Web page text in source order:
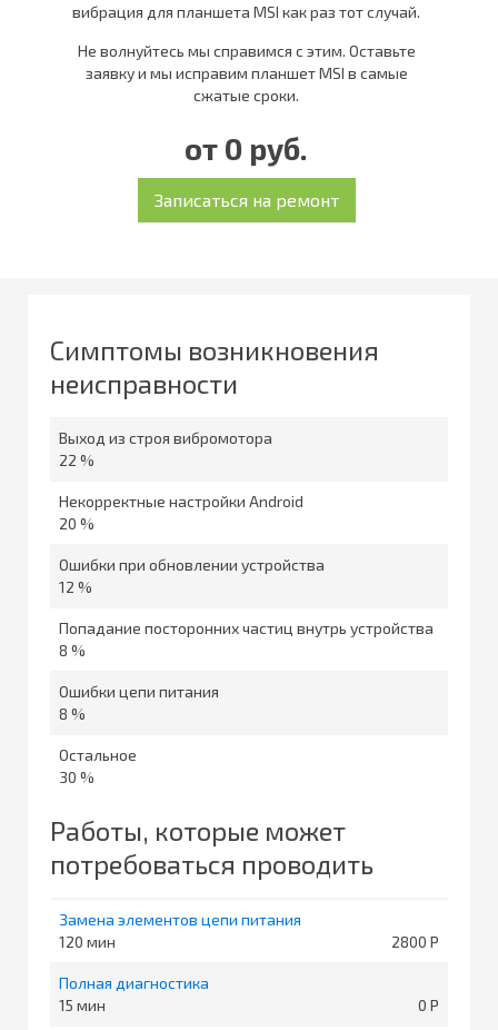
вибрация для планшета MSI как раз тот случай.
Не волнуйтесь мы справимся с этим. Оставьте
заявку и мы исправим планшет MSI в самые
сжатые сроки.
от 0 руб.
Симптомы возникновения
неисправности
Выход из строя вибромотора
22 %
Некорректные настройки Android
20 %
Ошибки при обновлении устройства
12 %
Попадание посторонних частиц внутрь устройства
8 %
Ошибки цепи питания
8 %
Остальное
30 %
Работы, которые может
потребоваться проводить
Замена элементов цепи питания
120
2800
Полная диагностика
15
0